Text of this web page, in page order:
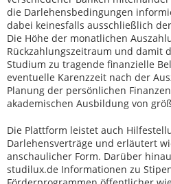
die Darlehensbedingungen
dabei keinesfalls ausschließlich
Die Höhe der monatlichen
Rückzahlungszeitraum und damit
Studium zu tragende finanzielle
eventuelle Karenzzeit nach der
Planung der persönlichen
akademischen Ausbildung von
Die Plattform leistet auch
Darlehensverträge und erläutert
anschaulicher Form. Darüber
studilux.de Informationen zu